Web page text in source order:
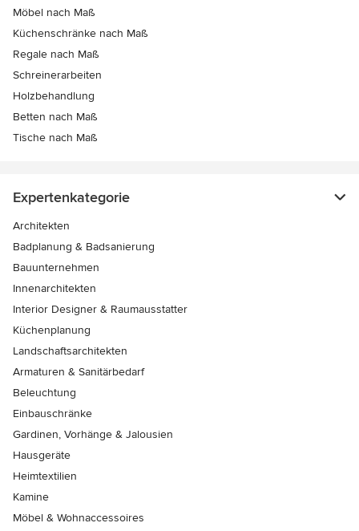
Möbel nach Maß
Küchenschränke nach Maß
Regale nach Maß
Schreinerarbeiten
Holzbehandlung
Betten nach Maß
Tische nach Maß
Expertenkategorie
Architekten
Badplanung & Badsanierung
Bauunternehmen
Innenarchitekten
Interior Designer & Raumausstatter
Küchenplanung
Landschaftsarchitekten
Armaturen & Sanitärbedarf
Beleuchtung
Einbauschränke
Gardinen, Vorhänge & Jalousien
Hausgeräte
Heimtextilien
Kamine
Möbel & Wohnaccessoires